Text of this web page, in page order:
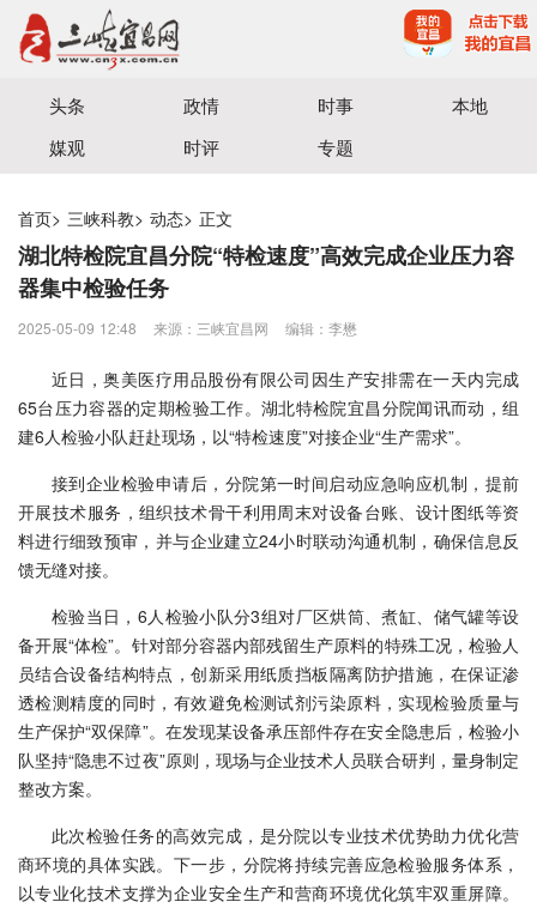
宜昌三峡融媒体中心主办
头条 政情 时事
本地
媒观
时评 专题
首页> 三峡科教> 动态> 正文
湖北特检院宜昌分院“特检速度”高效完成企业压力容
器集中检验任务
2025-05-09 12:48 来源：三峡宜昌网 编辑：李懋
近日，奥美医疗用品股份有限公司因生产安排需在一天内完成
65台压力容器的定期检验工作。湖北特检院宜昌分院闻讯而动，组
建6人检验小队赶赴现场，以“特检速度”对接企业“生产需求”。
接到企业检验申请后，分院第一时间启动应急响应机制，提前
开展技术服务，组织技术骨干利用周末对设备台账、设计图纸等资
料进行细致预审，并与企业建立24小时联动沟通机制，确保信息反
馈无缝对接。
检验当日，6人检验小队分3组对厂区烘筒、煮缸、储气罐等设
备开展“体检”。针对部分容器内部残留生产原料的特殊工况，检验人
员结合设备结构特点，创新采用纸质挡板隔离防护措施，在保证渗
透检测精度的同时，有效避免检测试剂污染原料，实现检验质量与
生产保护“双保障”。在发现某设备承压部件存在安全隐患后，检验小
队坚持“隐患不过夜”原则，现场与企业技术人员联合研判，量身制定
整改方案。
此次检验任务的高效完成，是分院以专业技术优势助力优化营
商环境的具体实践。下一步，分院将持续完善应急检验服务体系，
以专业化技术支撑为企业安全生产和营商环境优化筑牢双重屏障。